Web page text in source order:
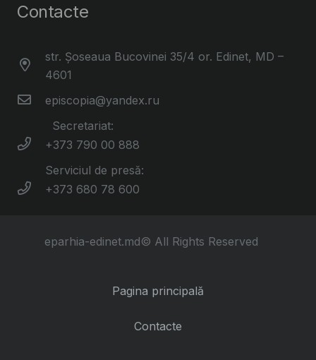
Contacte
str. Șoseaua Bucovinei 35/4 or. Edinet, MD –
4601
episcopia@yandex.ru
Secretariat:
+373 790 00 888
Serviciul de presă:
+373 680 78 600
eparhia-edinet.md© All Rights Reserved
Pagina principală
Contacte